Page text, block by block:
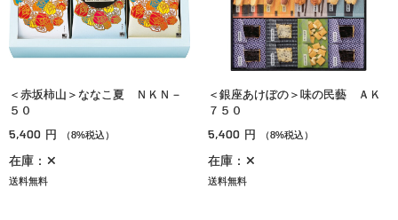
＜赤坂柿山＞ななこ夏 ＮＫＮ－
５０
5,400 円 （8%税込）
在庫：✕
送料無料
＜銀座あけぼの＞味の民藝 ＡＫ
７５０
5,400 円 （8%税込）
在庫：✕
送料無料